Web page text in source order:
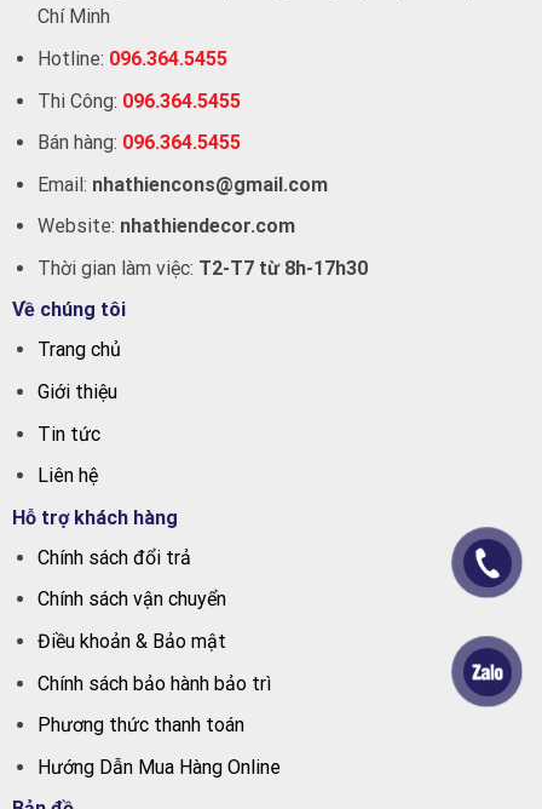
Chí Minh
Hotline: 096.364.5455
Thi Công: 096.364.5455
Bán hàng: 096.364.5455
Email: nhathiencons@gmail.com
Website: nhathiendecor.com
Thời gian làm việc: T2-T7 từ 8h-17h30
Về chúng tôi
Trang chủ
Giới thiệu
Tin tức
Liên hệ
Hỗ trợ khách hàng
Chính sách đổi trả
Chính sách vận chuyển
Điều khoản & Bảo mật
Chính sách bảo hành bảo trì
Phương thức thanh toán
Hướng Dẫn Mua Hàng Online